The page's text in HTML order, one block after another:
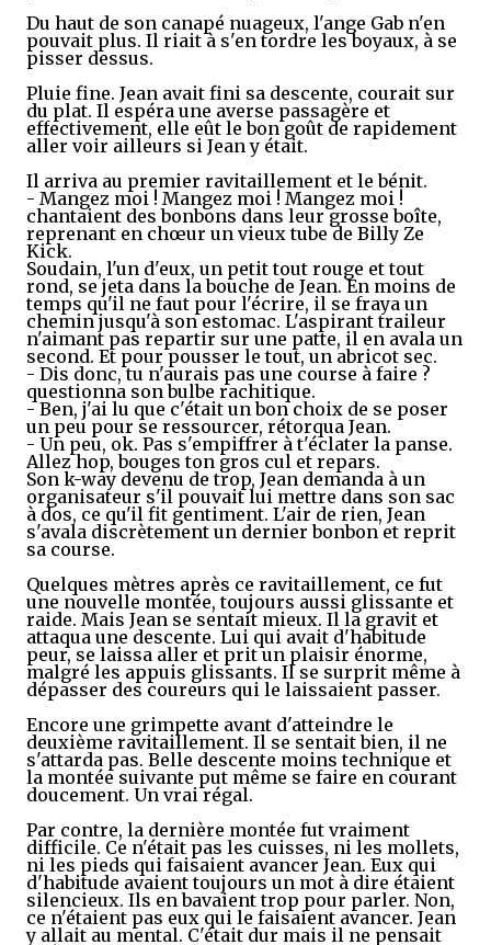
Du haut de son canapé nuageux, l'ange Gab n'en
pouvait plus. Il riait à s'en tordre les boyaux, à se
pisser dessus.
Pluie fine. Jean avait fini sa descente, courait sur
du plat. Il espéra une averse passagère et
effectivement, elle eût le bon goût de rapidement
aller voir ailleurs si Jean y était.
Il arriva au premier ravitaillement et le bénit.
- Mangez moi ! Mangez moi ! Mangez moi !
chantaient des bonbons dans leur grosse boîte,
reprenant en chœur un vieux tube de Billy Ze
Kick.
Soudain, l'un d'eux, un petit tout rouge et tout
rond, se jeta dans la bouche de Jean. En moins de
temps qu'il ne faut pour l'écrire, il se fraya un
chemin jusqu'à son estomac. L'aspirant traileur
n'aimant pas repartir sur une patte, il en avala un
second. Et pour pousser le tout, un abricot sec.
- Dis donc, tu n'aurais pas une course à faire ?
questionna son bulbe rachitique.
- Ben, j'ai lu que c'était un bon choix de se poser
un peu pour se ressourcer, rétorqua Jean.
- Un peu, ok. Pas s'empiffrer à t'éclater la panse.
Allez hop, bouges ton gros cul et repars.
Son k-way devenu de trop, Jean demanda à un
organisateur s'il pouvait lui mettre dans son sac
à dos, ce qu'il fit gentiment. L'air de rien, Jean
s'avala discrètement un dernier bonbon et reprit
sa course.
Quelques mètres après ce ravitaillement, ce fut
une nouvelle montée, toujours aussi glissante et
raide. Mais Jean se sentait mieux. Il la gravit et
attaqua une descente. Lui qui avait d'habitude
peur, se laissa aller et prit un plaisir énorme,
malgré les appuis glissants. Il se surprit même à
dépasser des coureurs qui le laissaient passer.
Encore une grimpette avant d'atteindre le
deuxième ravitaillement. Il se sentait bien, il ne
s'attarda pas. Belle descente moins technique et
la montée suivante put même se faire en courant
doucement. Un vrai régal.
Par contre, la dernière montée fut vraiment
difficile. Ce n'était pas les cuisses, ni les mollets,
ni les pieds qui faisaient avancer Jean. Eux qui
d'habitude avaient toujours un mot à dire étaient
silencieux. Ils en bavaient trop pour parler. Non,
ce n'étaient pas eux qui le faisaient avancer. Jean
y allait au mental. C'était dur mais il ne pensait